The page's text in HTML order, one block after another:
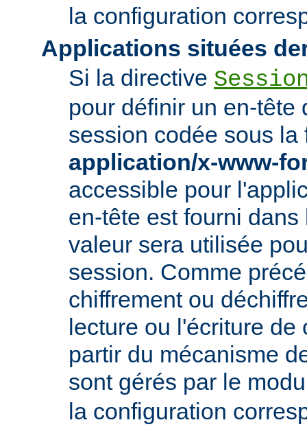
la configuration
Applications situées
Si la directive
pour définir un en-tête
session codée sous
application/x-www-
accessible pour
en-tête est fourni
valeur sera utilisée
session. Comme
chiffrement ou
lecture ou l'écriture de
partir du mécanisme
sont gérés par le
la configuration